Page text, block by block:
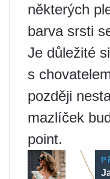
některých
barva srsti
Je důležité
s
později
mazlíček
point.